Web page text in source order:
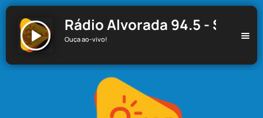
Rádio Alvorada 94.5 - Santa
Ouça ao-vivo!